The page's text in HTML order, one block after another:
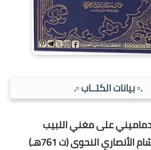
.▫️ بيانات الكتــاب ▫️.
على مغني اللبيب
النحوى (ت 761هـ)